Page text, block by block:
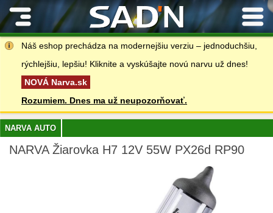
Náš eshop prechádza na modernejšiu verziu – jednoduchšiu,
rýchlejšiu, lepšiu! Kliknite a vyskúšajte novú narvu už dnes!
NOVÁ Narva.sk
Rozumiem. Dnes ma už neupozorňovať.
Kontakty
NARVA AUTO
NARVA Žiarovka H7 12V 55W PX26d RP90